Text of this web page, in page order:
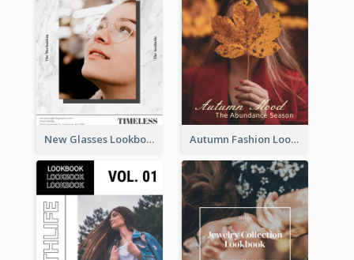
New Glasses Lookbook Autumn Fashion Lookbook